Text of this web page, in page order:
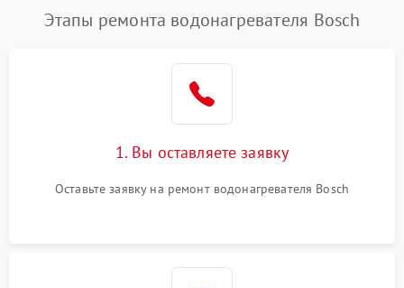
Этапы ремонта водонагревателя Bosch
1. Вы оставляете заявку
Оставьте заявку на ремонт водонагревателя Bosch